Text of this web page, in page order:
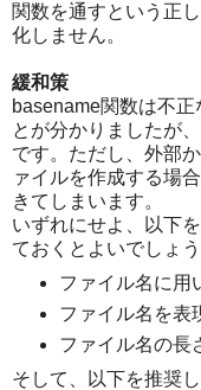
関数を通すという正
化しません。
緩和策
basename関数は不
とが分かりましたが
です。ただし、外部
ァイルを作成する場
きてしまいます。
いずれにせよ、以下
ておくとよいでしょう
ファイル名に用
ファイル名を表
ファイル名の長
そして、以下を推奨し